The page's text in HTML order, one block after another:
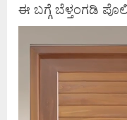
ಈ ಬಗ್ಗೆ ಬೆಳ್ತಂಗಡಿ